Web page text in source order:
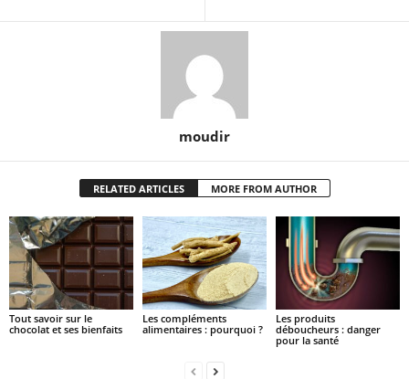
moudir
RELATED ARTICLES MORE FROM AUTHOR
Tout savoir sur le
chocolat et ses bienfaits
Les compléments
alimentaires : pourquoi ?
Les produits
déboucheurs : danger
pour la santé